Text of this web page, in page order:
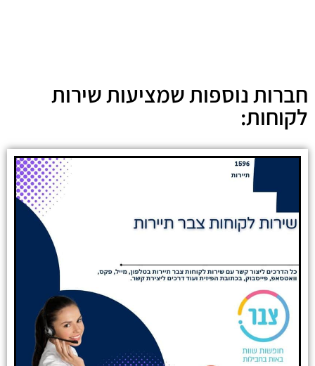
חברות נוספות שמציעות שירות
לקוחות: